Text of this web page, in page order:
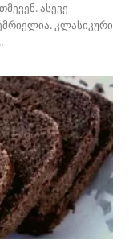
ასევე
კლასიკური